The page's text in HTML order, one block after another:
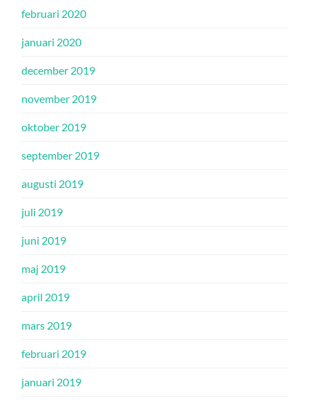
februari 2020
januari 2020
december 2019
november 2019
oktober 2019
september 2019
augusti 2019
juli 2019
juni 2019
maj 2019
april 2019
mars 2019
februari 2019
januari 2019